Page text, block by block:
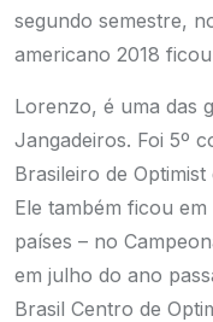
segundo semestre,
americano 2018
Lorenzo, é uma das
Jangadeiros. Foi 5º
Brasileiro de
Ele também ficou
países – no
em julho do ano
Brasil Centro de